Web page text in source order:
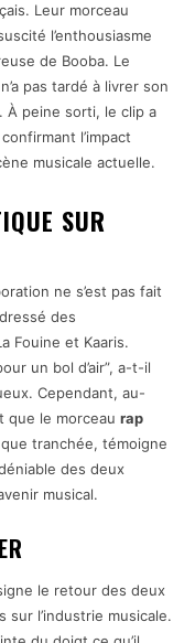
Leur morceau
l’enthousiasme
de Booba. Le
pas tardé à livrer son
peine sorti, le clip a
l’impact
musicale actuelle.
SUR
ne s’est pas fait
des
Fouine et Kaaris.
un bol d’air”, a-t-il
Cependant, au-
que le morceau rap
tranchée, témoigne
des deux
musical.
le retour des deux
l’industrie musicale.